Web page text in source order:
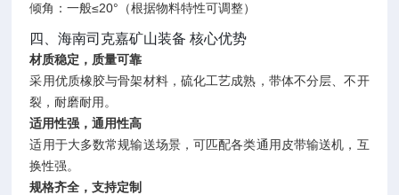
倾角：一般≤20°（根据物料特性可调整）
四、海南司克嘉矿山装备 核心优势
材质稳定，质量可靠
采用优质橡胶与骨架材料，硫化工艺成熟，带体不分层、不开
裂，耐磨耐用。
适用性强，通用性高
适用于大多数常规输送场景，可匹配各类通用皮带输送机，互
换性强。
规格齐全，支持定制